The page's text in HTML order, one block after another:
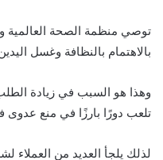
توصي منظمة الصحة
بالاهتمام بالنظافة وغسل
وهذا هو السبب في زيادة
تلعب دورًا بارزًا في منع عدوى
لذلك يلجأ العديد من